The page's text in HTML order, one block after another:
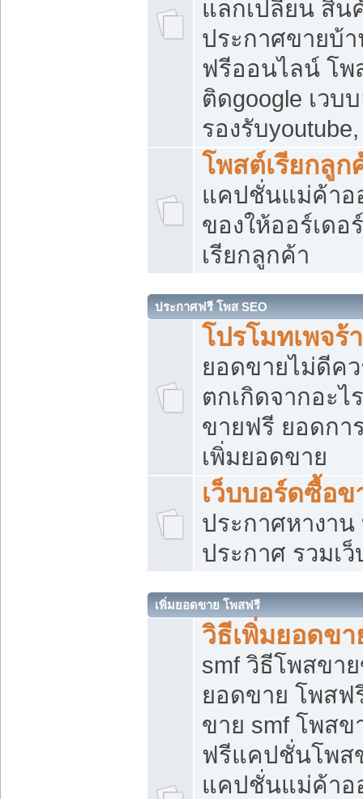
แลกเปลี่ยน สิน
ประกาศขายบ้
ฟรีออนไลน์ โพ
ติดgoogle เวบ
รองรับ
โพสต์เรียกลูก
แคปชั่นแม่ค้าอ
ของให้ออร์เดอ
เรียกลูกค้า
ประกาศฟรี โพส SEO
โปรโมทเพจร้
ยอดขายไม่ดีค
ตกเกิดจากอะไ
ขายฟรี ยอดกา
เพิ่มยอดขาย
เว็บบอร์ดซื้อข
ประกาศหางาน
ประกาศ รวมเ
เพิ่มยอดขาย โพสฟรี
วิธีเพิ่มยอดข
smf วิธีโพสขา
ยอดขาย โพสฟ
ขาย smf โพส
ฟรีแคปชั่นโพส
แคปชั่นแม่ค้า